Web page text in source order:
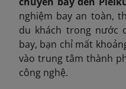
nghiệm bay an toàn,
du khách trong nước
bay, bạn chỉ mất
vào trung tâm thành
công nghệ.